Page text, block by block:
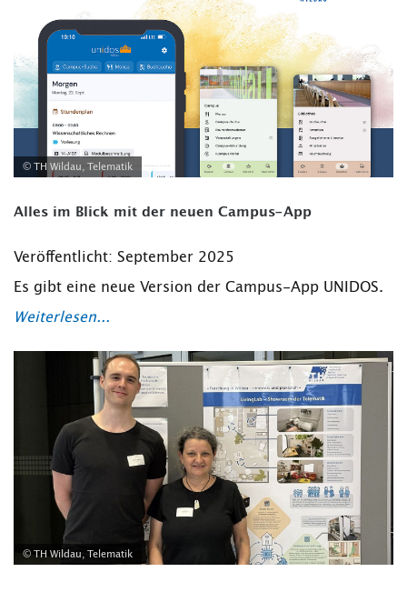
© TH Wildau, Telematik
Alles im Blick mit der neuen Campus-App
Veröffentlicht: September 2025
Es gibt eine neue Version der Campus-App UNIDOS.
Weiterlesen...
© TH Wildau, Telematik